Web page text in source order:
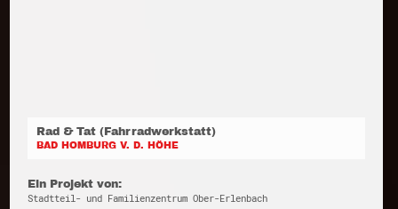
Rad & Tat (Fahrradwerkstatt)
BAD HOMBURG V. D. HÖHE
Ein Projekt von:
Stadtteil- und Familienzentrum Ober-Erlenbach